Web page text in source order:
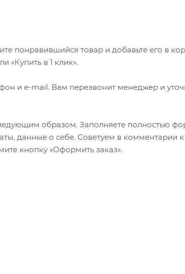
понравившийся товар и добавьте его в
«Купить в 1 клик».
и e-mail. Вам перезвонит менеджер и
образом. Заполняете полностью
данные о себе. Советуем в комментарии к
кнопку «Оформить заказ».